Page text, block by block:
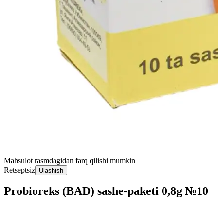
Mahsulot rasmdagidan farq qilishi mumkin
Retseptsiz Ulashish
Probioreks (BAD) sashe-paketi 0,8g №10